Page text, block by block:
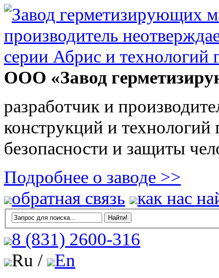
ООО «Завод
разработчик и
конструкций и
безопасности и защиты
Подробнее о заводе >>
обратная связь
как нас
8 (831) 2600-316
Ru /
En